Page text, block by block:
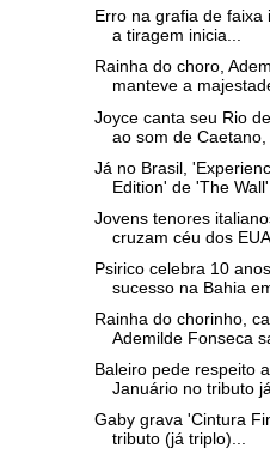
Erro na grafia de faixa
a tiragem inicia...
Rainha do choro,
manteve a
Joyce canta seu Rio
ao som de Caetano,
Já no Brasil,
Edition' de 'The Wall'
Jovens tenores
cruzam céu dos EUA
Psirico celebra 10
sucesso na Bahia
Rainha do chorinho,
Ademilde Fonseca
Baleiro pede respeito a
Januário no tributo
Gaby grava 'Cintura
tributo (já triplo)...